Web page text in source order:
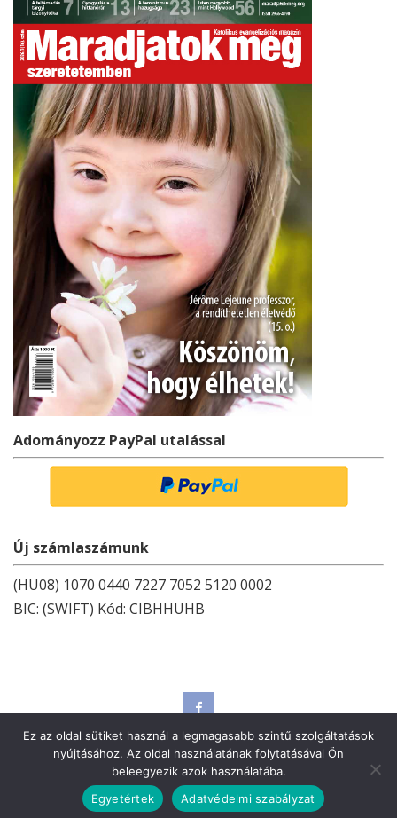
Adományozz PayPal utalással
Új számlaszámunk
(HU08) 1070 0440 7227 7052 5120 0002
BIC: (SWIFT) Kód: CIBHHUHB
Adatvédelmi szabályzat Kapcsolat
Copyright © Fundacja JP2 ul. Tylne Chwaliszewo 25, 61-103 Poznań.
Ez az oldal sütiket használ a legmagasabb szintű szolgáltatások
nyújtásához. Az oldal használatának folytatásával Ön
beleegyezik azok használatába.
Egyetértek
Adatvédelmi szabályzat